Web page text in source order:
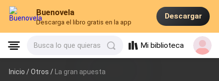
Buenovela
Descarga el libro gratis en la app
Descargar
Busca lo que quieras Mi biblioteca
Inicio /Otros / La gran apuesta